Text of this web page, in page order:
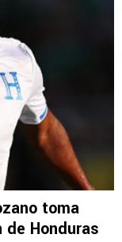
toma
Honduras